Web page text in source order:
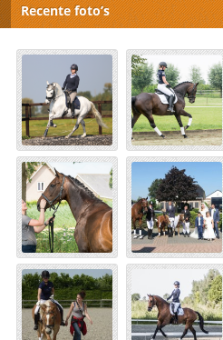
Recente foto’s